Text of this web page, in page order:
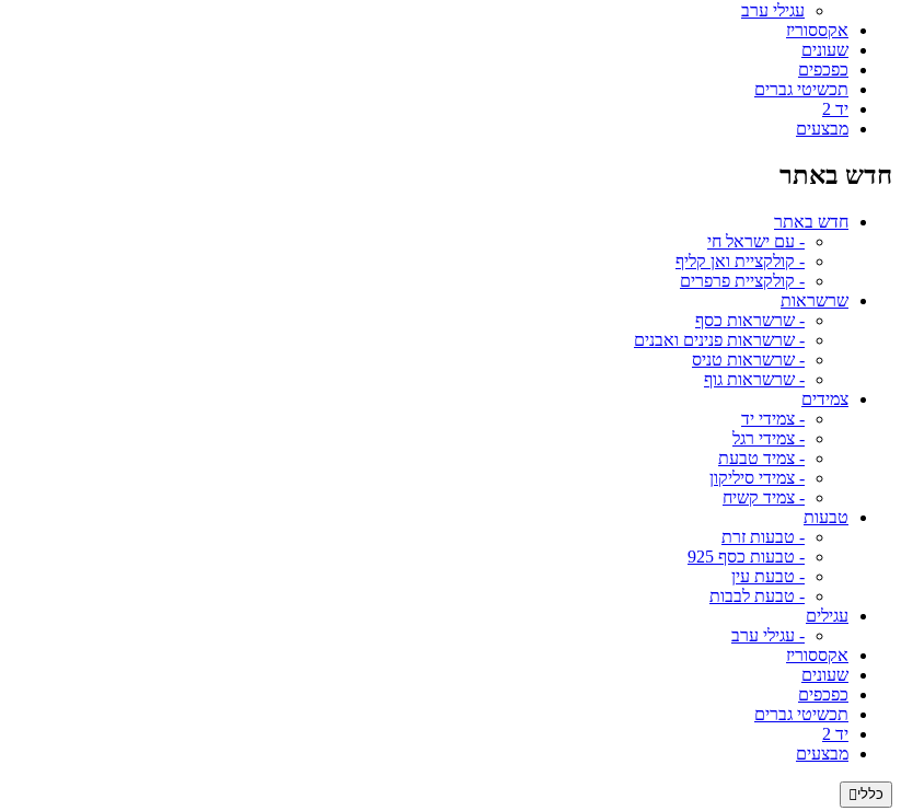
עגילי ערב
אקססוריז
שעונים
כפכפים
תכשיטי גברים
יד 2
מבצעים
חדש באתר
חדש באתר
- עם ישראל חי
- קולקציית ואן קליף
- קולקציית פרפרים
שרשראות
- שרשראות כסף
- שרשראות פנינים ואבנים
- שרשראות טניס
- שרשראות גוף
צמידים
- צמידי יד
- צמידי רגל
- צמיד טבעת
- צמידי סיליקון
- צמיד קשיח
טבעות
- טבעות זרת
- טבעות כסף 925
- טבעת עין
- טבעת לבבות
עגילים
- עגילי ערב
אקססוריז
שעונים
כפכפים
תכשיטי גברים
יד 2
מבצעים
כללי